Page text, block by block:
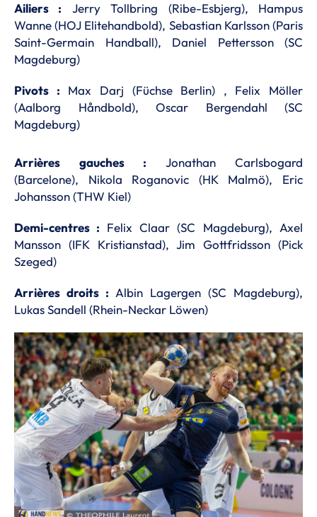
Ailiers : Jerry Tollbring (Ribe-Esbjerg), Hampus
Wanne (HOJ Elitehandbold), Sebastian Karlsson (Paris
Saint-Germain Handball), Daniel Pettersson (SC
Magdeburg)
Pivots : Max Darj (Füchse Berlin) , Felix Möller
(Aalborg Håndbold), Oscar Bergendahl (SC
Magdeburg)
Arrières gauches : Jonathan Carlsbogard
(Barcelone), Nikola Roganovic (HK Malmö), Eric
Johansson (THW Kiel)
Demi-centres : Felix Claar (SC Magdeburg), Axel
Mansson (IFK Kristianstad), Jim Gottfridsson (Pick
Szeged)
Arrières droits : Albin Lagergen (SC Magdeburg),
Lukas Sandell (Rhein-Neckar Löwen)